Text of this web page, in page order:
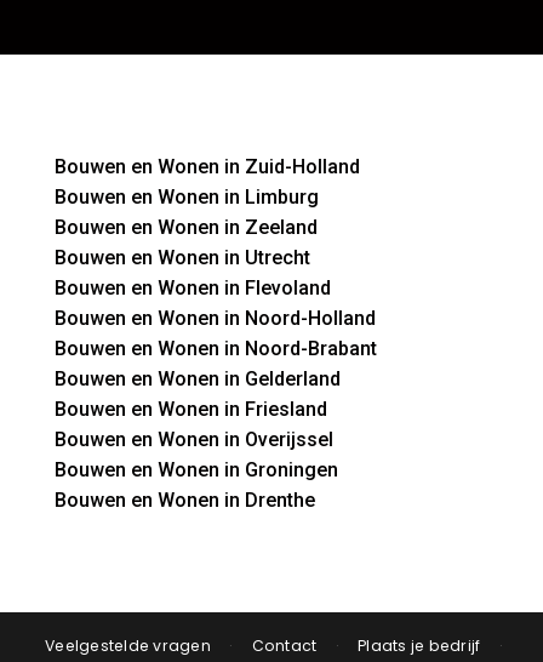
Bouwen en Wonen in Zuid-Holland
Bouwen en Wonen in Limburg
Bouwen en Wonen in Zeeland
Bouwen en Wonen in Utrecht
Bouwen en Wonen in Flevoland
Bouwen en Wonen in Noord-Holland
Bouwen en Wonen in Noord-Brabant
Bouwen en Wonen in Gelderland
Bouwen en Wonen in Friesland
Bouwen en Wonen in Overijssel
Bouwen en Wonen in Groningen
Bouwen en Wonen in Drenthe
Veelgestelde vragen · Contact · Plaats je bedrijf
·